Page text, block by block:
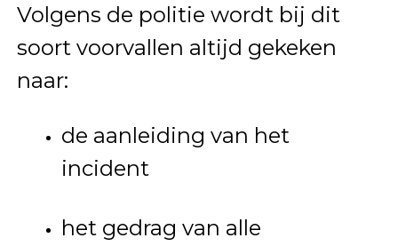
Volgens de politie wordt bij dit
soort voorvallen altijd gekeken
naar:
de aanleiding van het
incident
het gedrag van alle